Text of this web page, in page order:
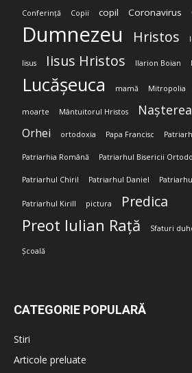
Conferință Copii copil Coronavirus
Dumnezeu Hristos
Iisus Iisus Hristos Ilarion Boian
Lucășeuca mamă Mitropolia
moarte Mântuitorul Hristos
Orhei ortodoxia Papa Francisc
Patriarhia Română Patriarhul Bisericii
Patriarhul Chiril Patriarhul Daniel
Patriarhul Kirill pictura Predica
Preot Iulian Rață Sfaturi
Școală
CATEGORIE POPULARĂ
Stiri
Articole preluate